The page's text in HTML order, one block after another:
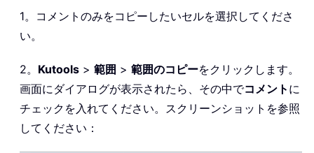
1。コメントのみをコピーしたいセルを選択してくださ
い。
2。 Kutools > 範囲 > 範囲のコピーをクリックします。
画面にダイアログが表示されたら、その中でコメント に
チェックを入れてください。スクリーンショットを参照
してください：